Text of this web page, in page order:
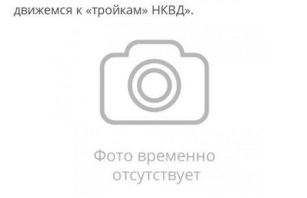
движемся к «тройкам» НКВД».